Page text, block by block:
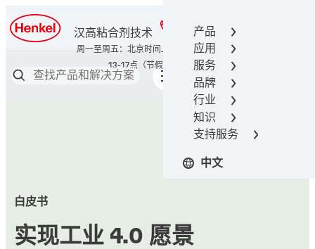
产品
应用
服务
品牌
行业
知识
支持服务
中文
汉高粘合剂技术 400-666-7306
白皮书
实现工业 4.0 愿景